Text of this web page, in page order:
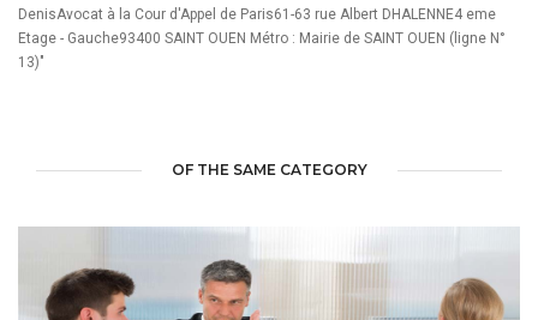
DenisAvocat à la Cour d'Appel de Paris61-63 rue Albert DHALENNE4 eme
Etage - Gauche93400 SAINT OUEN Métro : Mairie de SAINT OUEN (ligne N°
13)"
OF THE SAME CATEGORY